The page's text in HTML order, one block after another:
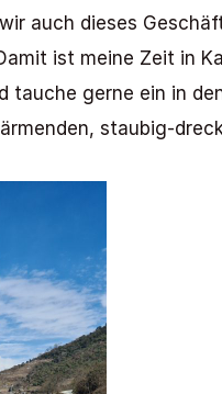
auch dieses
ist meine Zeit in
gerne ein in
staubig-